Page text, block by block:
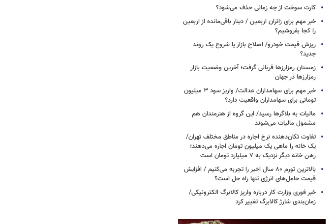
کارت سوخت از چه زمانی حذف می‌شود؟
خبر مهم برای زائران اربعین / دینار باقی‌مانده از اربعین
را کجا بفروشیم؟
ریزش قیمت خودرو/ اصلاح بازار یا شروع یک روند
جدید؟
زمستان رمزارزها قربانی گرفت؛ آخرین وضعیت بازار
رمزارزها در جهان
خبر مهم برای سهامداران عدالت/ واریز سود ۳ میلیون
تومانی برای سهامداران واقعیت دارد؟
مالیات به بلاگرها رسید/ این گروه از هنرمندان هم
مشمول مالیات می‌شوند
تفاوت تکان‌دهنده نرخ اجاره در مناطق مختلف تهران/
یک خانه را ماهی یک میلیون تومان اجاره می‌دهند؛
رهن خانه دیگر نزدیک به ۷ میلیارد تومان است
بالاترین تورم ۸۰ سال اخیر را تجربه می‌کنیم / افزایش
قیمت حامل‌های انرژی تنها راه حل است؟
خبر فوری وزارت کار درباره واریز کالابرگ الکترونیکی/
زمان‌بندی شارژ کالابرگ تغییر کرد